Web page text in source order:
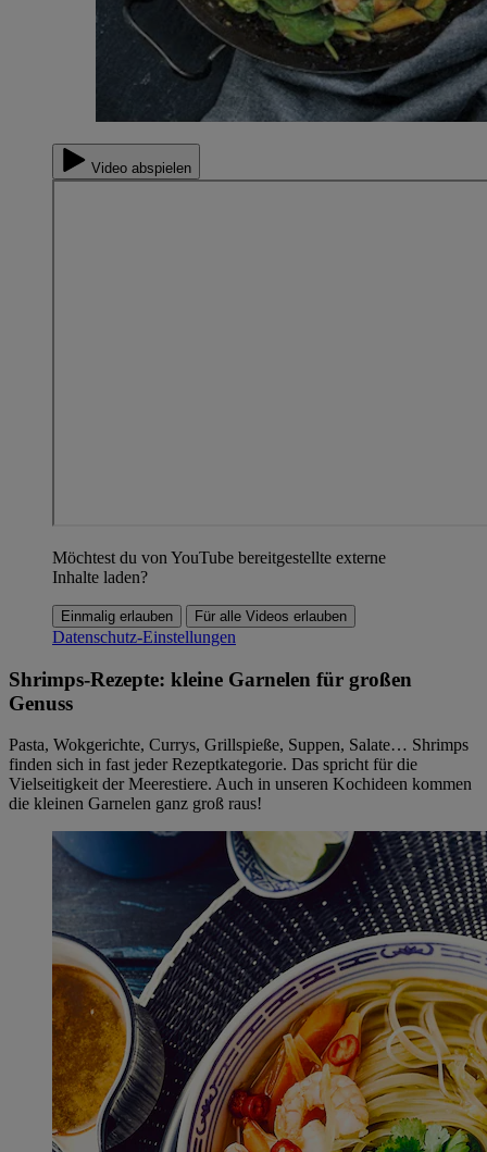
Video abspielen
Möchtest du von YouTube bereitgestellte externe
Inhalte laden?
Einmalig erlauben Für alle Videos erlauben
Datenschutz-Einstellungen
Shrimps-Rezepte: kleine Garnelen für großen
Genuss
Pasta, Wokgerichte, Currys, Grillspieße, Suppen, Salate… Shrimps
finden sich in fast jeder Rezeptkategorie. Das spricht für die
Vielseitigkeit der Meerestiere. Auch in unseren Kochideen kommen
die kleinen Garnelen ganz groß raus!